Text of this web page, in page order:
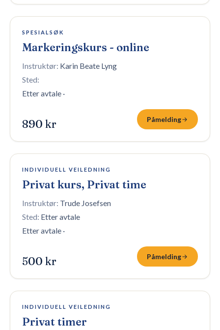
100 plasser igjen
SPESIALSØK
Markeringskurs - online
Instruktør: Karin Beate Lyng
Sted:
Etter avtale ·
890 kr Påmelding
4 plasser igjen
INDIVIDUELL VEILEDNING
Privat kurs, Privat time
Instruktør: Trude Josefsen
Sted: Etter avtale
Etter avtale ·
500 kr Påmelding
8 plasser igjen
INDIVIDUELL VEILEDNING
Privat timer